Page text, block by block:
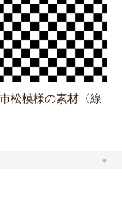
松模様の素材〈線